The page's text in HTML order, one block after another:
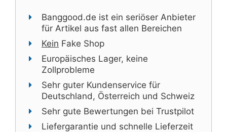
Banggood.de ist ein seriöser Anbieter
für Artikel aus fast allen Bereichen
Kein Fake Shop
Europäisches Lager, keine
Zollprobleme
Sehr guter Kundenservice für
Deutschland, Österreich und Schweiz
Sehr gute Bewertungen bei Trustpilot
Liefergarantie und schnelle Lieferzeit